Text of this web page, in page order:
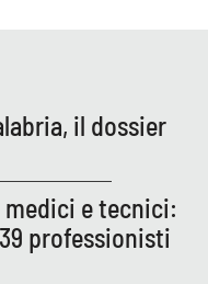
il dossier
medici e tecnici:
professionisti